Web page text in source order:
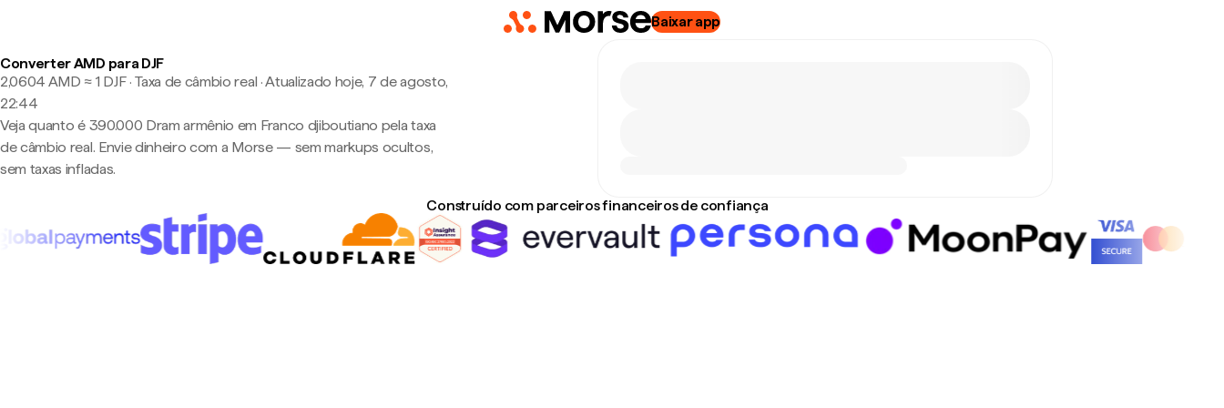
Baixar app
Converter AMD para DJF
2,0604 AMD ≈ 1 DJF · Taxa de câmbio real ·Atualizado hoje, 7 de agosto,
22:44
Veja quanto é 390.000 Dram armênio em Franco djiboutiano pela taxa
de câmbio real. Envie dinheiro com a Morse — sem markups ocultos,
sem taxas infladas.
Construído com parceiros financeiros de confiança